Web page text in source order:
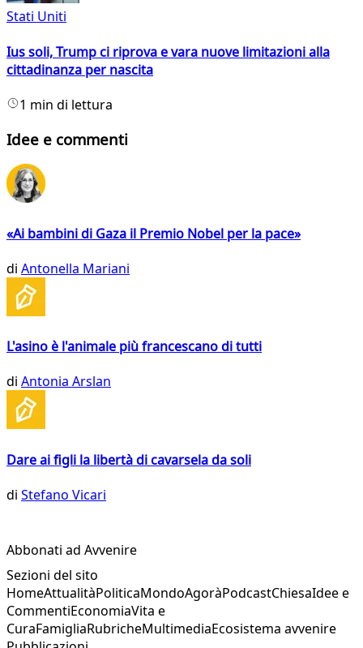
Stati Uniti
Ius soli, Trump ci riprova e vara nuove limitazioni alla
cittadinanza per nascita
1 min di lettura
Idee e commenti
«Ai bambini di Gaza il Premio Nobel per la pace»
di Antonella Mariani
L'asino è l'animale più francescano di tutti
di Antonia Arslan
Dare ai figli la libertà di cavarsela da soli
di Stefano Vicari
Abbonati ad Avvenire
Sezioni del sito
HomeAttualitàPoliticaMondoAgoràPodcastChiesaIdee e
CommentiEconomiaVita e
CuraFamigliaRubricheMultimediaEcosistema avvenire